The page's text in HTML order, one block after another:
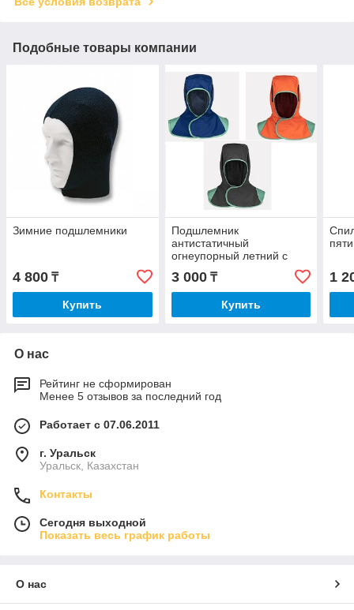
Подобные товары компании
Зимние подшлемники
4 800 ₸
Купить
Подшлемник
антистатичный
огнеупорный летний с
3 000₸
Купить
1
О нас
Рейтинг не сформирован
Менее 5 отзывов за последний год
Работает с 07.06.2011
г. Уральск
Уральск, Казахстан
Контакты
Сегодня выходной
Показать весь график работы
О нас